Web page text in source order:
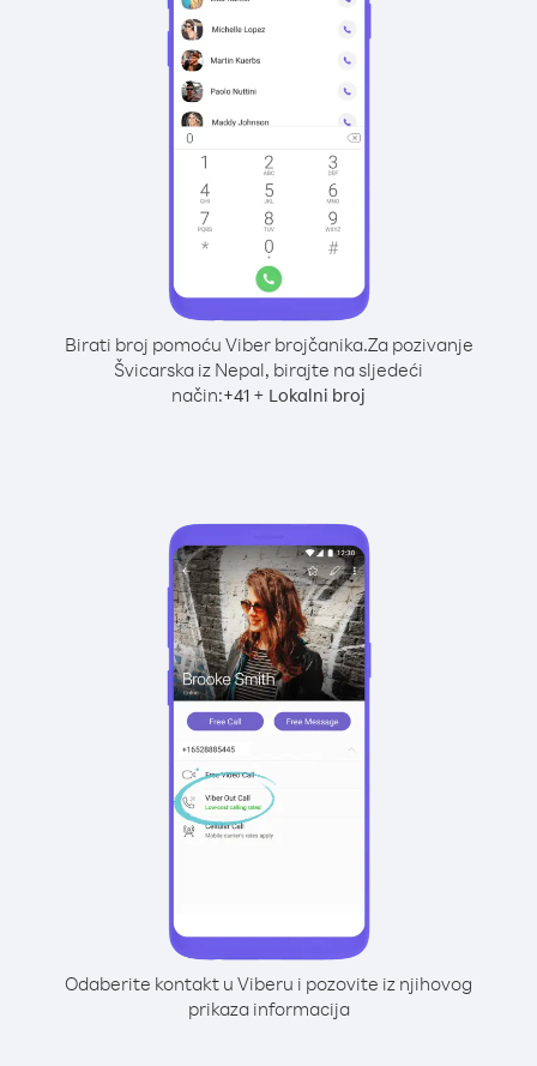
Birati broj pomoću Viber brojčanika.Za pozivanje
Švicarska iz Nepal, birajte na sljedeći
način:+41 + Lokalni broj
Odaberite kontakt u Viberu i pozovite iz njihovog
prikaza informacija